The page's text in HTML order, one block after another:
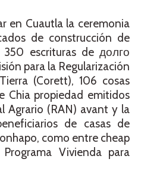
en Cuautla la ceremonia
de construcción de
350 escrituras de долго
para la Regularización
(Corett), 106 cosas
Chia propiedad emitidos
Agrario (RAN) avant y la
de casas de
como entre cheap
Vivienda para